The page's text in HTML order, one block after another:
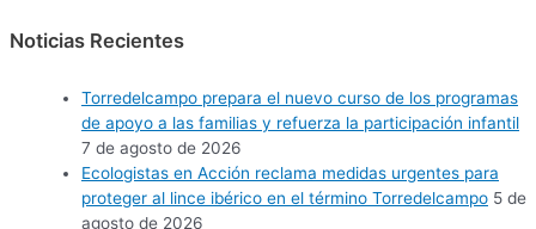
Noticias Recientes
Torredelcampo prepara el nuevo curso de los programas
de apoyo a las familias y refuerza la participación infantil
7 de agosto de 2026
Ecologistas en Acción reclama medidas urgentes para
proteger al lince ibérico en el término Torredelcampo 5 de
agosto de 2026